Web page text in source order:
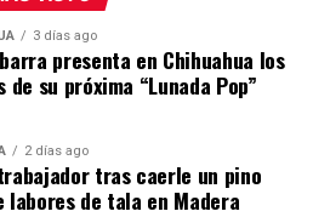
3 días ago
presenta en Chihuahua los
de su próxima “Lunada Pop”
2 días ago
tras caerle un pino
labores de tala en Madera